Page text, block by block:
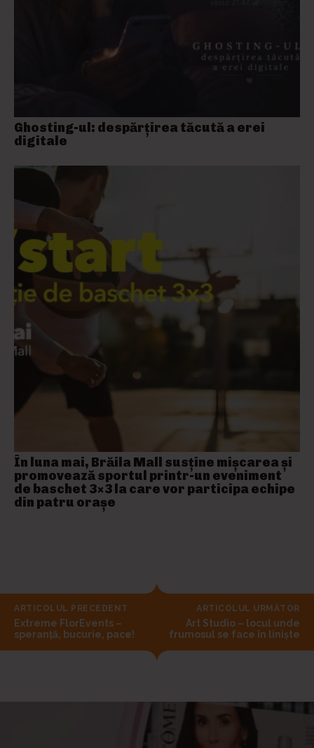
Ghosting-ul: despărțirea tăcută a erei
digitale
În luna mai, Brăila Mall susține mişcarea și
promovează sportul printr-un eveniment
de baschet 3×3 la care vor participa echipe
din patru orașe
ARTICOLUL PRECEDENT
Extreme FlorEvents –
speranță, bucurie, pace!
ARTICOLUL URMĂTOR
Art Studio – locul unde
frumosul se face în liniște